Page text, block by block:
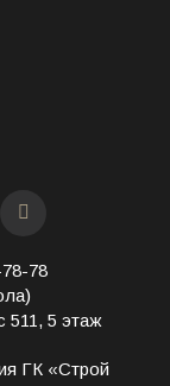
78
5 этаж
ГК «Строй